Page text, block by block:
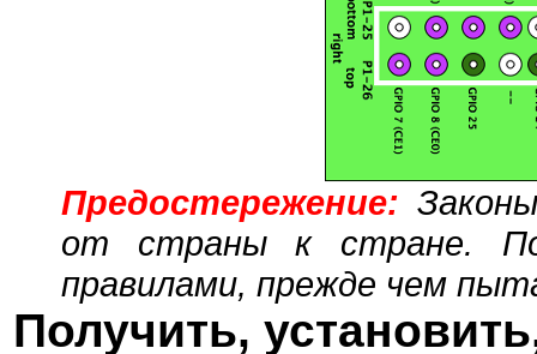
Предостережение:
от страны к стране.
правилами, прежде чем
Получить,